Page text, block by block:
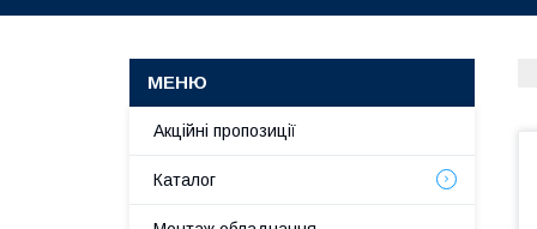
Акційні пропозиції
Каталог